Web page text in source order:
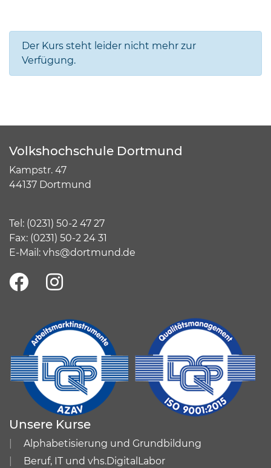
Der Kurs steht leider nicht mehr zur
Verfügung.
Volkshochschule Dortmund
Kampstr. 47
44137 Dortmund
Tel: (0231) 50-2 47 27
Fax: (0231) 50-2 24 31
E-Mail: vhs@dortmund.de
Unsere Kurse
Alphabetisierung und Grundbildung
Beruf, IT und vhs.DigitalLabor